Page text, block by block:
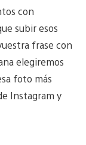
con
subir esos
frase con
elegiremos
foto más
Instagram y